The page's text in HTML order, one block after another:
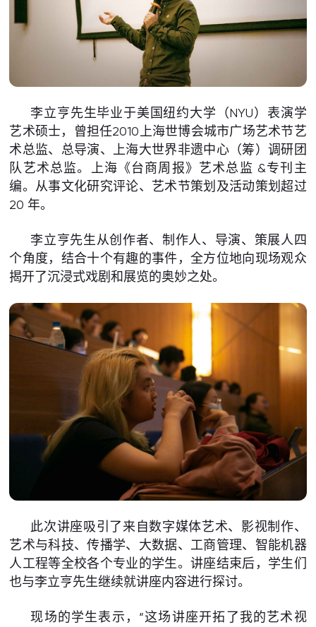
李立亨先生毕业于美国纽约大学（NYU）表演学
艺术硕士，曾担任2010上海世博会城市广场艺术节艺
术总监、总导演、上海大世界非遗中心（筹）调研团
队艺术总监。上海《台商周报》艺术总监 &专刊主
编。从事文化研究评论、艺术节策划及活动策划超过
20 年。
李立亨先生从创作者、制作人、导演、策展人四
个角度，结合十个有趣的事件，全方位地向现场观众
揭开了沉浸式戏剧和展览的奥妙之处。
此次讲座吸引了来自数字媒体艺术、影视制作、
艺术与科技、传播学、大数据、工商管理、智能机器
人工程等全校各个专业的学生。讲座结束后，学生们
也与李立亨先生继续就讲座内容进行探讨。
现场的学生表示，“这场讲座开拓了我的艺术视